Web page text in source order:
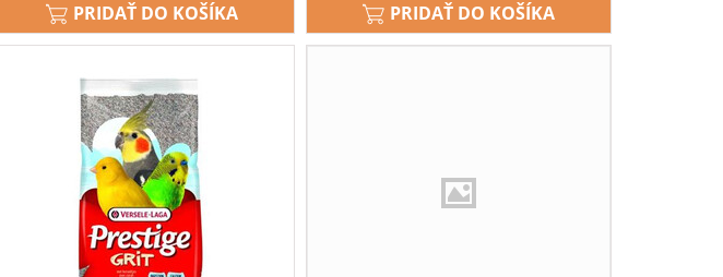
PRIDAŤ DO KOŠÍKA PRIDAŤ DO KOŠÍKA